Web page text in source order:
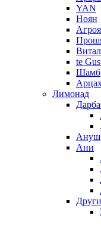
YAN
Ноян
Витал
te
Шамб
Лимонад
Ануш
Ани